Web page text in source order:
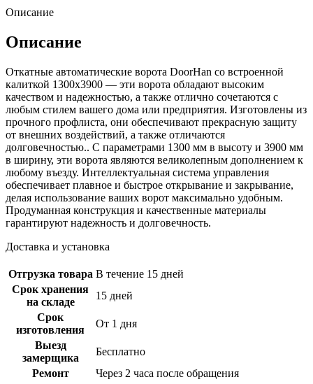
Описание
Описание
Откатные автоматические ворота DoorHan со встроенной
калиткой 1300х3900 — эти ворота обладают высоким
качеством и надежностью, а также отлично сочетаются с
любым стилем вашего дома или предприятия. Изготовлены из
прочного профлиста, они обеспечивают прекрасную защиту
от внешних воздействий, а также отличаются
долговечностью.. С параметрами 1300 мм в высоту и 3900 мм
в ширину, эти ворота являются великолепным дополнением к
любому въезду. Интеллектуальная система управления
обеспечивает плавное и быстрое открывание и закрывание,
делая использование ваших ворот максимально удобным.
Продуманная конструкция и качественные материалы
гарантируют надежность и долговечность.
Доставка и установка
Отгрузка товара В течение 15 дней
Срок хранения
на складе
15 дней
Срок
изготовления
От 1 дня
Выезд
замерщика
Бесплатно
Ремонт
Через 2 часа после обращения